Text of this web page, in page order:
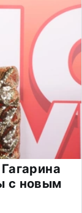
с новым